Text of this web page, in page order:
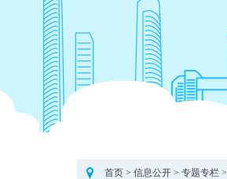
首页> 信息公开> 专题专栏>